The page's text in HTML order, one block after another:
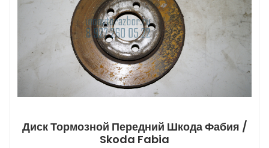
Диск Тормозной Передний Шкода Фабия /
Skoda Fabia